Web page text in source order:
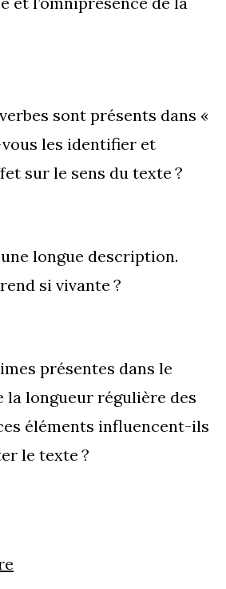
sont présents dans «
les identifier et
sur le sens du texte ?
longue description.
si vivante ?
présentes dans le
la longueur régulière des
éléments influencent-ils
le texte ?